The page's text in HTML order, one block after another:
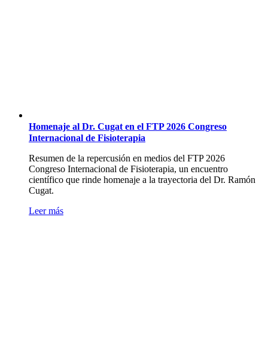
Homenaje al Dr. Cugat en el FTP 2026 Congreso
Internacional de Fisioterapia
Resumen de la repercusión en medios del FTP 2026
Congreso Internacional de Fisioterapia, un encuentro
científico que rinde homenaje a la trayectoria del Dr. Ramón
Cugat.
Leer más